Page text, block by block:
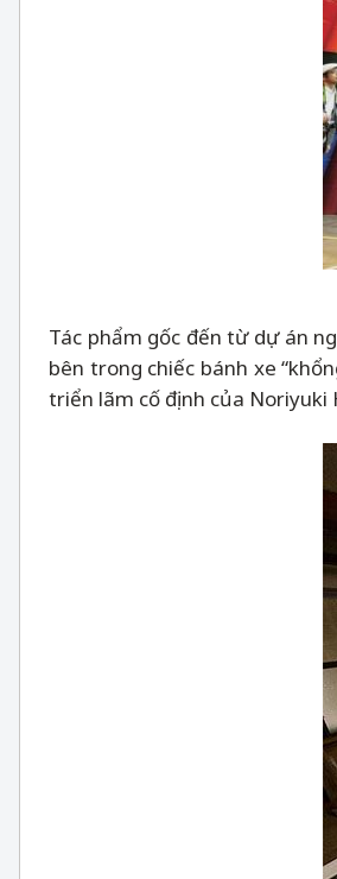
Tác phẩm gốc đến từ dự án
bên trong chiếc bánh xe
triển lãm cố định của Noriyuki